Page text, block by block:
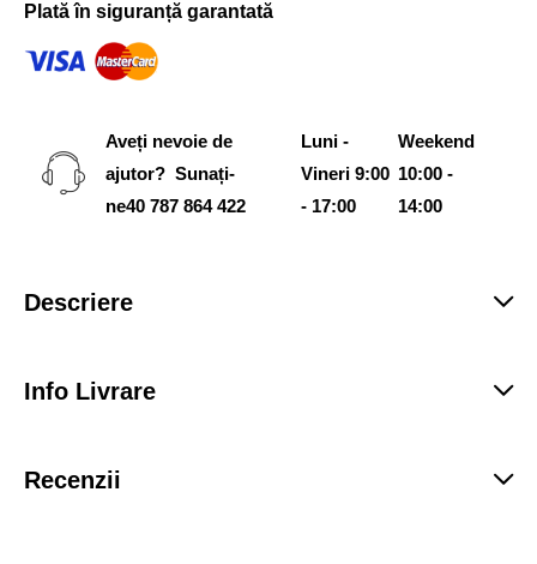
Plată în siguranță garantată
Aveți nevoie de
ajutor? Sunați-
ne40 787 864 422
Luni -
Vineri 9:00
- 17:00
Weekend
10:00 -
14:00
Descriere
Info Livrare
Recenzii